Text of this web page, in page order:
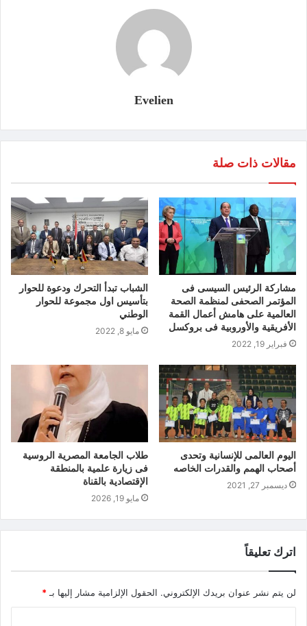
Evelien
مقالات ذات صلة
مشاركة الرئيس السيسى فى
المؤتمر الصحفى لمنظمة الصحة
العالمية على هامش أعمال القمة
الأفريقية والأوروبية فى بروكسل
فبراير 19, 2022
الشباب تبدأ التحرك ودعوة للحوار
بتأسيس اول مجموعة للحوار
الوطني
مايو 8, 2022
اليوم العالمى للإنسانية وتحدى
أصحاب الهمم والقدرات الخاصه
ديسمبر 27, 2021
طلاب الجامعة المصرية الروسية
فى زيارة علمية بالمنطقة
الإقتصادية بالقناة
مايو 19, 2026
اترك تعليقاً
لن يتم نشر عنوان بريدك الإلكتروني. الحقول الإلزامية مشار إليها بـ *